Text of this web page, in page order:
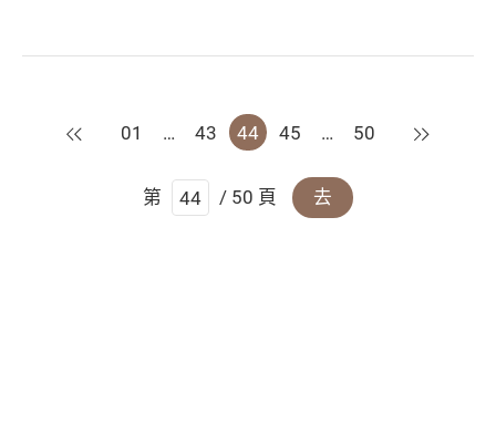
上一頁
01 … 43 44 45 … 50 下一頁
第 / 50 頁 去